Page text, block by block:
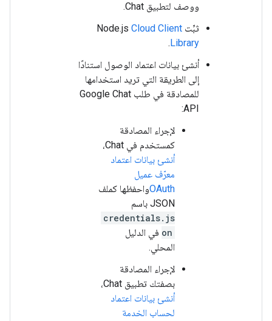
ووصف لتطبيق Chat.
ثبِّت Node.js Cloud Client
Library
.
أنشئ بيانات اعتماد الوصول استنادًا
إلى الطريقة التي تريد استخدامها
للمصادقة في طلب Google Chat
API:
لإجراء المصادقة
كمستخدم في Chat،
أنشئ بيانات اعتماد
معرّف عميل
OAuthواحفظها كملف
JSON باسم
credentials.js
on في الدليل
المحلي.
لإجراء المصادقة
بصفتك تطبيق Chat،
أنشئ بيانات اعتماد
لحساب الخدمة